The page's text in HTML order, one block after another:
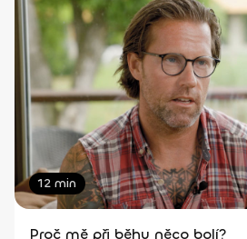
12 min
Proč mě při běhu něco bolí?